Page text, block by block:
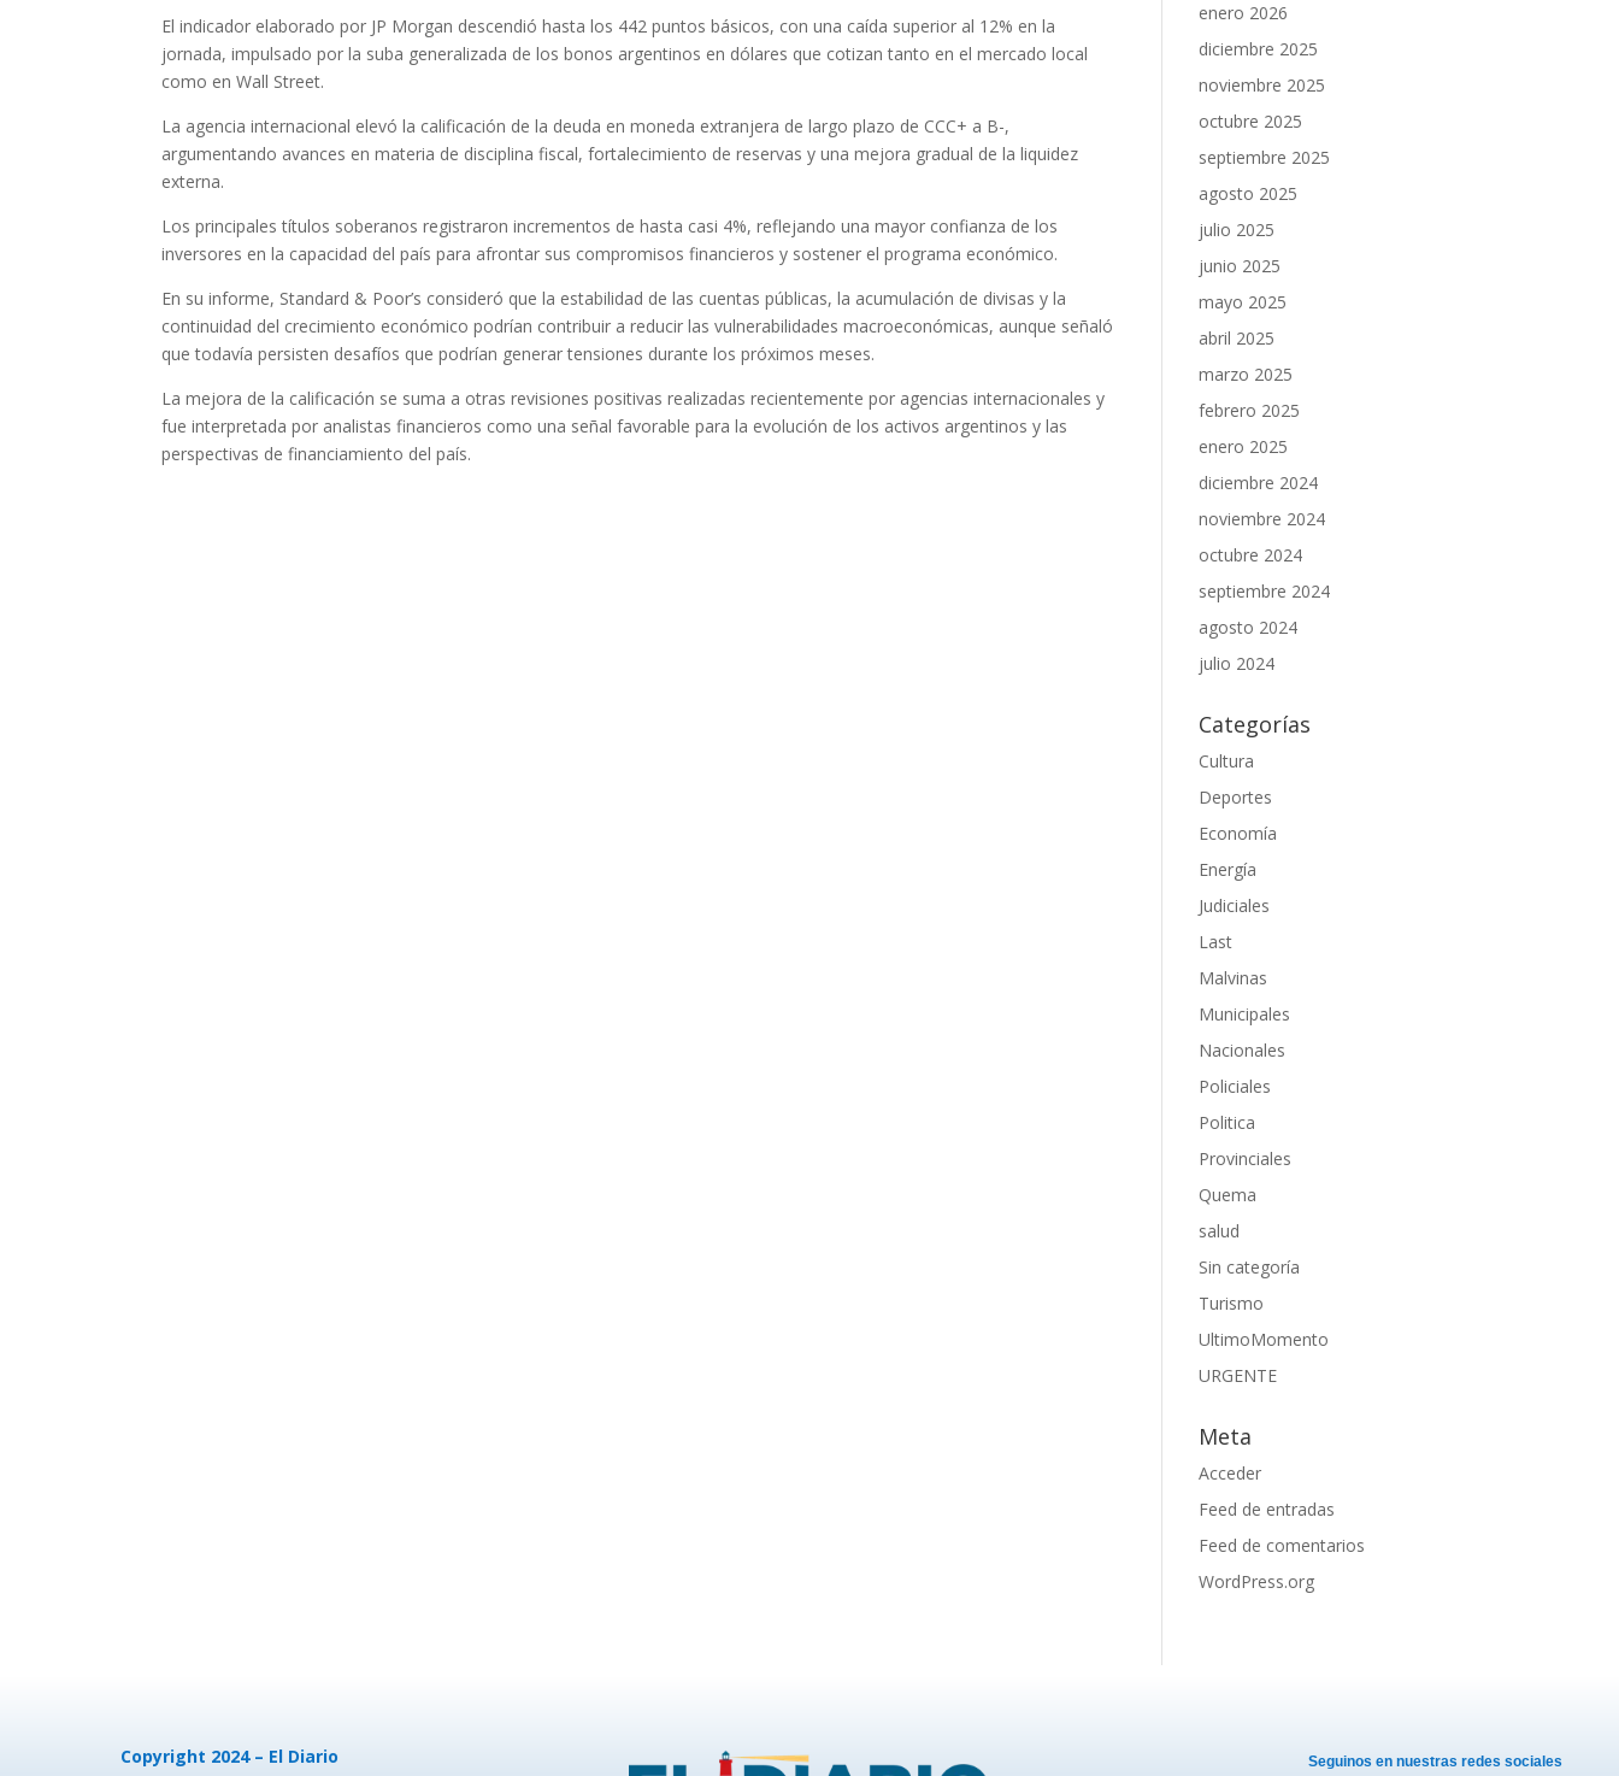
El indicador elaborado por JP Morgan descendió hasta los 442 puntos básicos, con una caída superior al 12% en la
jornada, impulsado por la suba generalizada de los bonos argentinos en dólares que cotizan tanto en el mercado local
como en Wall Street.
La agencia internacional elevó la calificación de la deuda en moneda extranjera de largo plazo de CCC+ a B-,
argumentando avances en materia de disciplina fiscal, fortalecimiento de reservas y una mejora gradual de la liquidez
externa.
Los principales títulos soberanos registraron incrementos de hasta casi 4%, reflejando una mayor confianza de los
inversores en la capacidad del país para afrontar sus compromisos financieros y sostener el programa económico.
En su informe, Standard & Poor’s consideró que la estabilidad de las cuentas públicas, la acumulación de divisas y la
continuidad del crecimiento económico podrían contribuir a reducir las vulnerabilidades macroeconómicas, aunque señaló
que todavía persisten desafíos que podrían generar tensiones durante los próximos meses.
La mejora de la calificación se suma a otras revisiones positivas realizadas recientemente por agencias internacionales y
fue interpretada por analistas financieros como una señal favorable para la evolución de los activos argentinos y las
perspectivas de financiamiento del país.
enero 2026
diciembre 2025
noviembre 2025
octubre 2025
septiembre 2025
agosto 2025
julio 2025
junio 2025
mayo 2025
abril 2025
marzo 2025
febrero 2025
enero 2025
diciembre 2024
noviembre 2024
octubre 2024
septiembre 2024
agosto 2024
julio 2024
Categorías
Cultura
Deportes
Economía
Energía
Judiciales
Last
Malvinas
Municipales
Nacionales
Policiales
Politica
Provinciales
Quema
salud
Sin categoría
Turismo
UltimoMomento
URGENTE
Meta
Acceder
Feed de entradas
Feed de comentarios
WordPress.org
Copyright 2024 – El Diario
Seguinos en nuestras redes sociales